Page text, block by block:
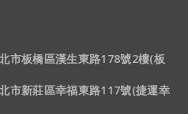
市板橋區漢生東路178號2樓(板
市新莊區幸福東路117號(捷運幸